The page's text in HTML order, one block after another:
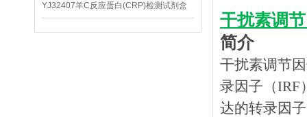
YJ32407羊C反应蛋白(CRP)检测试剂盒
干扰素调
简介
干扰素调节
录因子（IRF
达的转录因